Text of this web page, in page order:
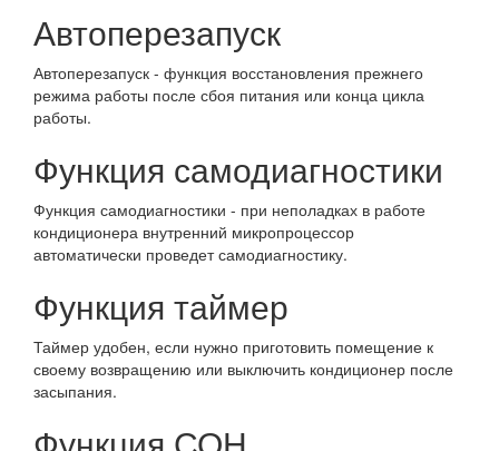
Автоперезапуск
Автоперезапуск - функция восстановления прежнего
режима работы после сбоя питания или конца цикла
работы.
Функция самодиагностики
Функция самодиагностики - при неполадках в работе
кондиционера внутренний микропроцессор
автоматически проведет самодиагностику.
Функция таймер
Таймер удобен, если нужно приготовить помещение к
своему возвращению или выключить кондиционер после
засыпания.